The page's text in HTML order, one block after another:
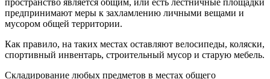
пространство является общим, или есть лестничные площадки
предпринимают меры к захламлению личными вещами и
мусором общей территории.
Как правило, на таких местах оставляют велосипеды, коляски,
спортивный инвентарь, строительный мусор и старую мебель.
Складирование любых предметов в местах общего